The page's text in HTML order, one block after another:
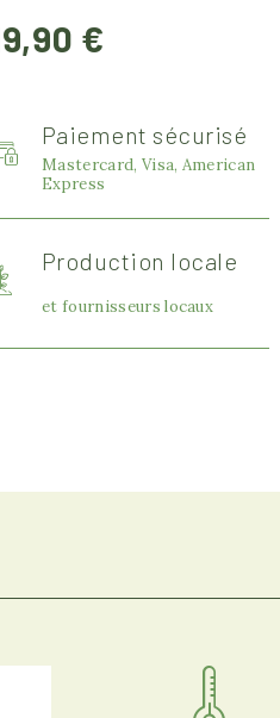
€
Paiement sécurisé
Mastercard, Visa, American
Express
Production locale
et fournisseurs locaux